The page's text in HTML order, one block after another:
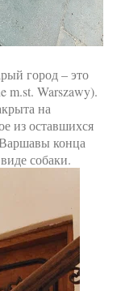
город – это
m.st. Warszawy).
на
из оставшихся
конца
собаки.